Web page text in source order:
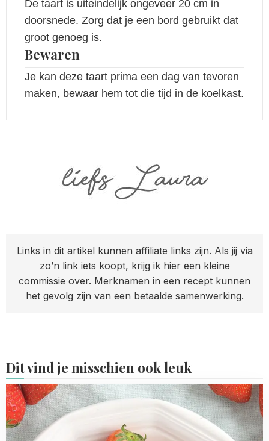
De taart is uiteindelijk ongeveer 20 cm in
doorsnede. Zorg dat je een bord gebruikt dat
groot genoeg is.
Bewaren
Je kan deze taart prima een dag van tevoren
maken, bewaar hem tot die tijd in de koelkast.
Links in dit artikel kunnen affiliate links zijn. Als jij via
zo’n link iets koopt, krijg ik hier een kleine
commissie over. Merknamen in een recept kunnen
het gevolg zijn van een betaalde samenwerking.
Dit vind je misschien ook leuk
Read
more
about
Aardbeien